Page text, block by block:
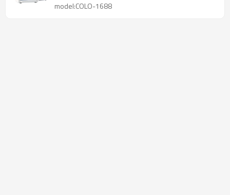
model:COLO-1688